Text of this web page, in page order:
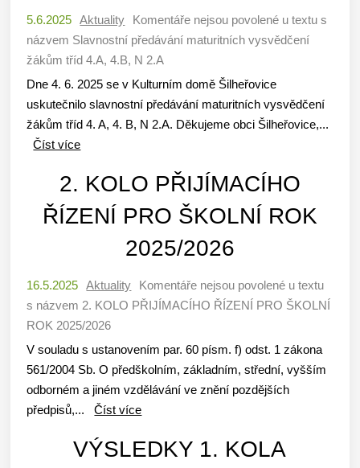
5.6.2025 Aktuality Komentáře nejsou povolené u textu s
názvem Slavnostní předávání maturitních vysvědčení
žákům tříd 4.A, 4.B, N 2.A
Dne 4. 6. 2025 se v Kulturním domě Šilheřovice
uskutečnilo slavnostní předávání maturitních vysvědčení
žákům tříd 4. A, 4. B, N 2.A. Děkujeme obci Šilheřovice,...
Číst více
2. KOLO PŘIJÍMACÍHO
ŘÍZENÍ PRO ŠKOLNÍ ROK
2025/2026
16.5.2025 Aktuality Komentáře nejsou povolené u textu
s názvem 2. KOLO PŘIJÍMACÍHO ŘÍZENÍ PRO ŠKOLNÍ
ROK 2025/2026
V souladu s ustanovením par. 60 písm. f) odst. 1 zákona
561/2004 Sb. O předškolním, základním, střední, vyšším
odborném a jiném vzdělávání ve znění pozdějších
předpisů,...Číst více
VÝSLEDKY 1. KOLA